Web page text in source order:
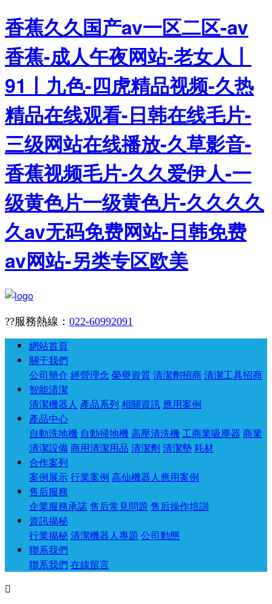
香蕉久久国产av一区二区-av
香蕉-成人午夜网站-老女人丨
91丨九色-四虎精品视频-久热
精品在线观看-日韩在线毛片-
三级网站在线播放-久草影音-
香蕉视频毛片-久久爱伊人-一
级黄色片一级黄色片-久久久久
久av无码免费网站-日韩免费
av网站-另类专区欧美
??服務熱線： 022-60992091
網站首頁
關于我們
公司簡介 經營理念 榮譽資質清潔劑招商清潔工具招商
智能清潔
清潔機器人 產品系列 相關資訊 應用案例
產品中心
自動洗地機 自動掃地機高壓清洗機工商業吸塵器 商業
清潔設備商用清潔用品 清潔劑 清潔墊耗材
合作案列
案例展示行業案例 高仙機器人應用案例
售后服務
企業服務承諾售后常見問題 售后操作培訓
資訊揭秘
行業揭秘清潔機器人專題 公司動態
聯系我們
聯系我們 在線留言
